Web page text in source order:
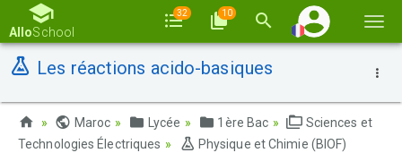
la
AlloSchool
32 10
Les réactions acido-basiques
Maroc Lycée 1ère Bac
Sciences et
Technologies Électriques
Physique et Chimie (BIOF)